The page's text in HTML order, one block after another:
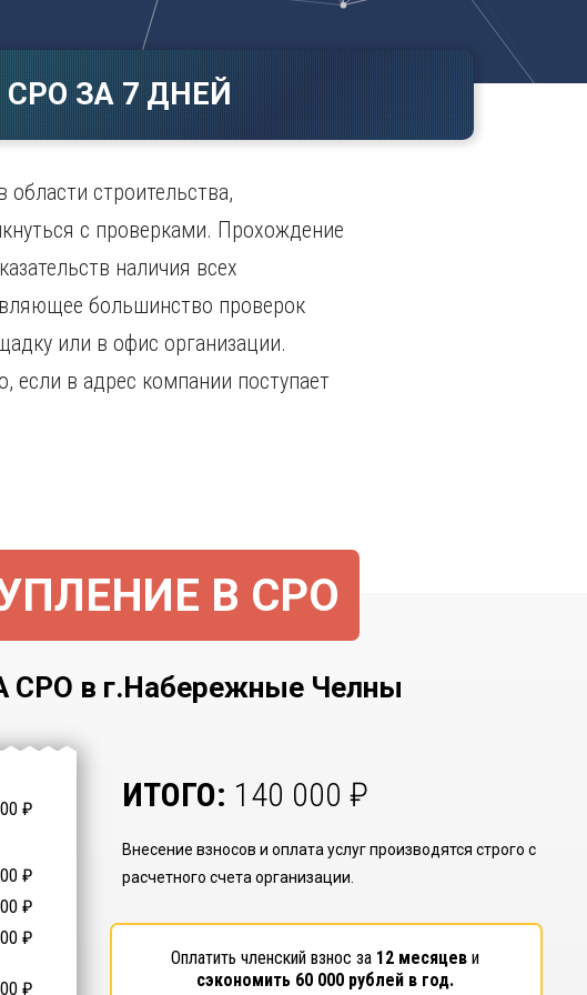
Севастополь
Смоленск
Чебоксары
ЗА 7 ДНЕЙ
строительства,
с проверками. Прохождение
наличия всех
большинство проверок
или в офис организации.
в адрес компании поступает
В СРО
в г.Набережные Челны
₽
0 ₽
₽
₽
₽
0 ₽
₽
₽
₽
₽
ИТОГО: 140 000 ₽
Внесение взносов и оплата услуг производятся строго с
расчетного счета организации.
Оплатить членский взнос за 12 месяцеви
сэкономить 60 000 рублей в год.